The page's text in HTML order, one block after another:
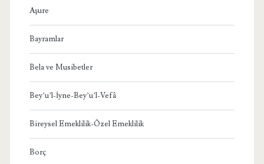
Aşure
Bayramlar
Bela ve Musibetler
Bey’u’l-İyne-Bey’u’l-Vefâ
Bireysel Emeklilik-Özel Emeklilik
Borç